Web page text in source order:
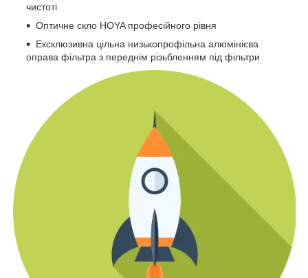
чистоті
Оптичне скло HOYA професійного рівня
Ексклюзивна цільна низькопрофільна алюмінієва
оправа фільтра з переднім різьбленням під фільтри